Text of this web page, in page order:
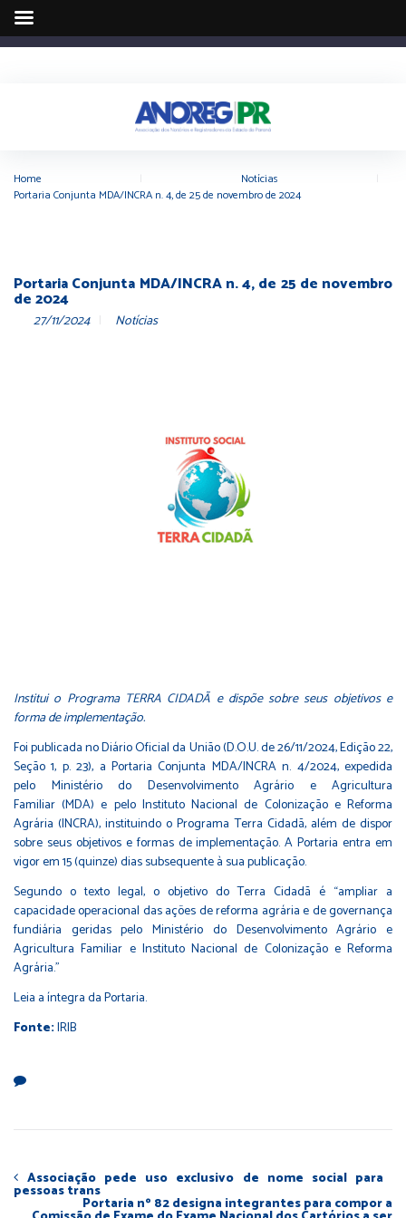
Home Notícias
Portaria Conjunta MDA/INCRA n. 4, de 25 de novembro de 2024
Portaria Conjunta MDA/INCRA n. 4, de 25 de novembro
de 2024
27/11/2024 Notícias
Institui o Programa TERRA CIDADÃ e dispõe sobre seus objetivos e
forma de implementação.
Foi publicada no Diário Oficial da União (D.O.U. de 26/11/2024, Edição 22,
Seção 1, p. 23), a Portaria Conjunta MDA/INCRA n. 4/2024, expedida
pelo Ministério do Desenvolvimento Agrário e Agricultura
Familiar (MDA) e pelo Instituto Nacional de Colonização e Reforma
Agrária (INCRA), instituindo o Programa Terra Cidadã, além de dispor
sobre seus objetivos e formas de implementação. A Portaria entra em
vigor em 15 (quinze) dias subsequente à sua publicação.
Segundo o texto legal, o objetivo do Terra Cidadã é “ampliar a
capacidade operacional das ações de reforma agrária e de governança
fundiária geridas pelo Ministério do Desenvolvimento Agrário e
Agricultura Familiar e Instituto Nacional de Colonização e Reforma
Agrária.”
Leia a íntegra da Portaria.
Fonte:IRIB
Associação pede uso exclusivo de nome social para
pessoas trans
Portaria nº 82 designa integrantes para compor a